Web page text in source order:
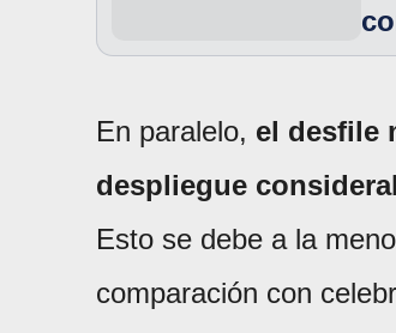
En paralelo, el desfile
despliegue
Esto se debe a la
comparación con